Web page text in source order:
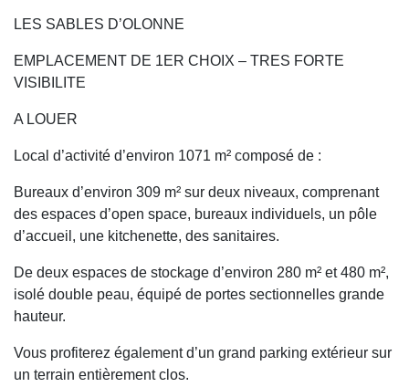
LES SABLES D’OLONNE
EMPLACEMENT DE 1ER CHOIX – TRES FORTE
VISIBILITE
A LOUER
Local d’activité d’environ 1071 m² composé de :
Bureaux d’environ 309 m² sur deux niveaux, comprenant
des espaces d’open space, bureaux individuels, un pôle
d’accueil, une kitchenette, des sanitaires.
De deux espaces de stockage d’environ 280 m² et 480 m²,
isolé double peau, équipé de portes sectionnelles grande
hauteur.
Vous profiterez également d’un grand parking extérieur sur
un terrain entièrement clos.